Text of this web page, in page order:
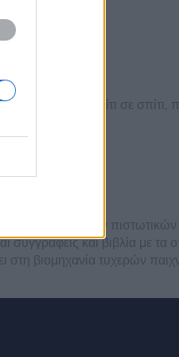
από σπίτι σε σπίτι,
σημαντικών πιστωτικών
και βιβλία με τα
βιομηχανία τυχερών